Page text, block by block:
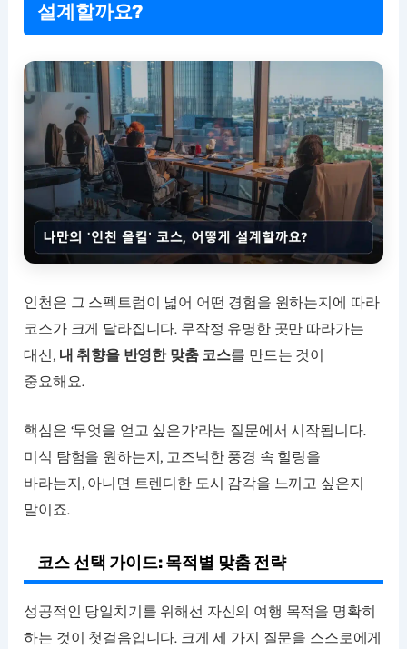
설계할까요?
인천은 그 스펙트럼이 넓어 어떤 경험을 원하는지에 따라
코스가 크게 달라집니다. 무작정 유명한 곳만 따라가는
대신, 내 취향을 반영한 맞춤 코스를 만드는 것이
중요해요.
핵심은 ‘무엇을 얻고 싶은가’라는 질문에서 시작됩니다.
미식 탐험을 원하는지, 고즈넉한 풍경 속 힐링을
바라는지, 아니면 트렌디한 도시 감각을 느끼고 싶은지
말이죠.
코스 선택 가이드: 목적별 맞춤 전략
성공적인 당일치기를 위해선 자신의 여행 목적을 명확히
하는 것이 첫걸음입니다. 크게 세 가지 질문을 스스로에게